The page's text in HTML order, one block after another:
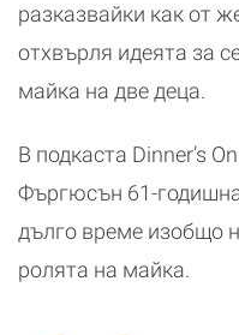
разказвайки как от
отхвърля идеята за
майка на две деца.
В подкаста Dinner’s
Фъргюсън 61-
дълго време изобщо
ролята на майка.